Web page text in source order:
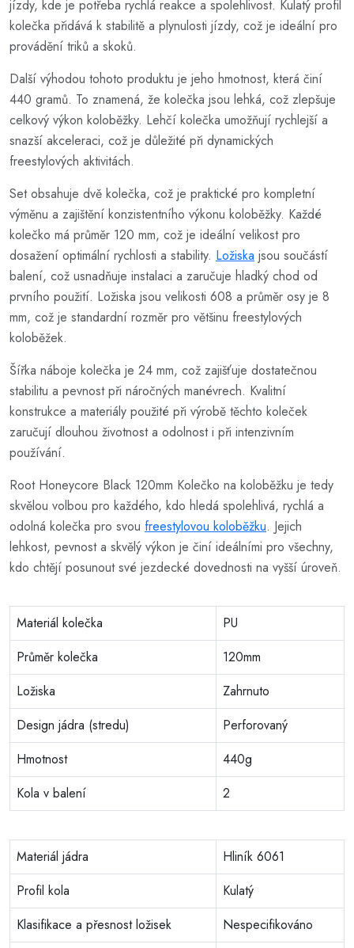
jízdy, kde je potřeba rychlá reakce a spolehlivost. Kulatý profil
kolečka přidává k stabilitě a plynulosti jízdy, což je ideální pro
provádění triků a skoků.
Další výhodou tohoto produktu je jeho hmotnost, která činí
440 gramů. To znamená, že kolečka jsou lehká, což zlepšuje
celkový výkon koloběžky. Lehčí kolečka umožňují rychlejší a
snazší akceleraci, což je důležité při dynamických
freestylových aktivitách.
Set obsahuje dvě kolečka, což je praktické pro kompletní
výměnu a zajištění konzistentního výkonu koloběžky. Každé
kolečko má průměr 120 mm, což je ideální velikost pro
dosažení optimální rychlosti a stability. Ložiska jsou součástí
balení, což usnadňuje instalaci a zaručuje hladký chod od
prvního použití. Ložiska jsou velikosti 608 a průměr osy je 8
mm, což je standardní rozměr pro většinu freestylových
koloběžek.
Šířka náboje kolečka je 24 mm, což zajišťuje dostatečnou
stabilitu a pevnost při náročných manévrech. Kvalitní
konstrukce a materiály použité při výrobě těchto koleček
zaručují dlouhou životnost a odolnost i při intenzivním
používání.
Root Honeycore Black 120mm Kolečko na koloběžku je tedy
skvělou volbou pro každého, kdo hledá spolehlivá, rychlá a
odolná kolečka pro svou freestylovou koloběžku. Jejich
lehkost, pevnost a skvělý výkon je činí ideálními pro všechny,
kdo chtějí posunout své jezdecké dovednosti na vyšší úroveň.
Materiál kolečka
PU
Průměr kolečka
120mm
Ložiska
Zahrnuto
Design jádra (stredu)
Perforovaný
Hmotnost
440g
Kola v balení
2
Materiál jádra
Hliník 6061
Profil kola
Kulatý
Klasifikace a přesnost ložisek
Nespecifikováno